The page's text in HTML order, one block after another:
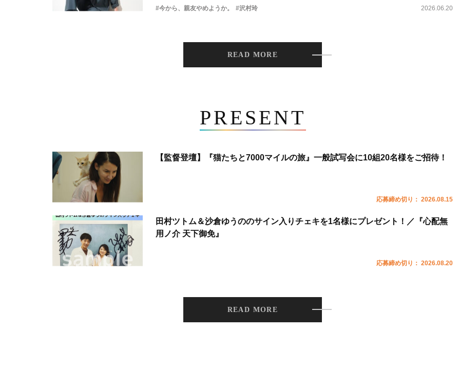
#今から、親友やめようか。 #沢村玲 2026.06.20
READ MORE
PRESENT
【監督登壇】『猫たちと7000マイルの旅』一般試写会に10組20名様をご招待！
応募締め切り： 2026.08.15
田村ツトム＆沙倉ゆうののサイン入りチェキを1名様にプレゼント！／『心配無
用ノ介 天下御免』
応募締め切り： 2026.08.20
READ MORE